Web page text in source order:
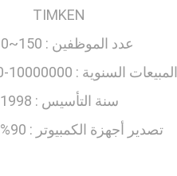
TIMKEN
عدد الموظفين : 150~300
المبيعات السنوية : 10000000-20000000
سنة التأسيس : 1998
تصدير أجهزة الكمبيوتر : 90% - 100%